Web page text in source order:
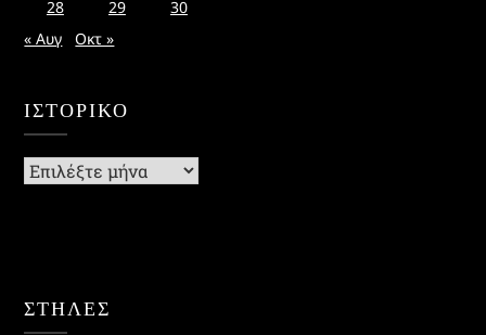
28
29
30
« Αυγ
Οκτ »
ΙΣΤΟΡΙΚΌ
Ιστορικό
ΣΤΗΛΕΣ